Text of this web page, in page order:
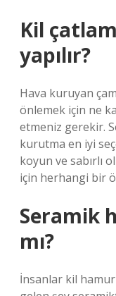
Kil
yapılır?
Hava kuruyan
önlemek için ne
etmeniz gerekir.
kurutma en iyi
koyun ve sabırlı
için herhangi bir
Seramik
mı?
İnsanlar kil